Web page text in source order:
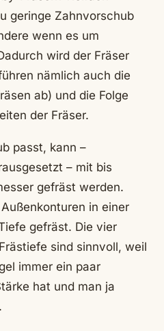
geringe Zahnvorschub
wenn es um
wird der Fräser
nämlich auch die
ab) und die Folge
der Fräser.
passt, kann –
– mit bis
gefräst werden.
in einer
gefräst. Die vier
sind sinnvoll, weil
immer ein paar
hat und man ja